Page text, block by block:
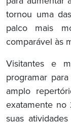
tornou uma
palco mais
comparável às
Visitantes e
programar
amplo
exatamente no
suas